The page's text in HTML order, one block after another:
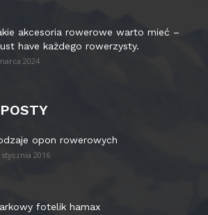
akcesoria rowerowe warto mieć –
have każdego rowerzysty.
2024
opon rowerowych
stycznia 2016
fotelik hamax